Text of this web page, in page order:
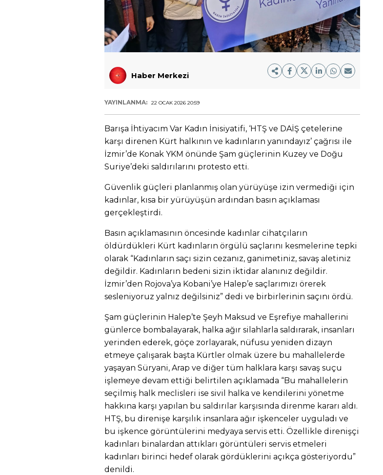
Haber Merkezi
YAYINLANMA: 22 OCAK 2026 20:59
Barışa İhtiyacım Var Kadın İnisiyatifi, ‘HTŞ ve DAİŞ çetelerine
karşı direnen Kürt halkının ve kadınların yanındayız’ çağrısı ile
İzmir’de Konak YKM önünde Şam güçlerinin Kuzey ve Doğu
Suriye’deki saldırılarını protesto etti.
Güvenlik güçleri planlanmış olan yürüyüşe izin vermediği için
kadınlar, kısa bir yürüyüşün ardından basın açıklaması
gerçekleştirdi.
Basın açıklamasının öncesinde kadınlar cihatçıların
öldürdükleri Kürt kadınların örgülü saçlarını kesmelerine tepki
olarak “Kadınların saçı sizin cezanız, ganimetiniz, savaş aletiniz
değildir. Kadınların bedeni sizin iktidar alanınız değildir.
İzmir’den Rojova’ya Kobani’ye Halep’e saçlarımızı örerek
sesleniyoruz yalnız değilsiniz” dedi ve birbirlerinin saçını ördü.
Şam güçlerinin Halep’te Şeyh Maksud ve Eşrefiye mahallerini
günlerce bombalayarak, halka ağır silahlarla saldırarak, insanları
yerinden ederek, göçe zorlayarak, nüfusu yeniden dizayn
etmeye çalışarak başta Kürtler olmak üzere bu mahallelerde
yaşayan Süryani, Arap ve diğer tüm halklara karşı savaş suçu
işlemeye devam ettiği belirtilen açıklamada “Bu mahallelerin
seçilmiş halk meclisleri ise sivil halka ve kendilerini yönetme
hakkına karşı yapılan bu saldırılar karşısında direnme kararı aldı.
HTŞ, bu direnişe karşılık insanlara ağır işkenceler uyguladı ve
bu işkence görüntülerini medyaya servis etti. Özellikle direnişçi
kadınları binalardan attıkları görüntüleri servis etmeleri
kadınları birinci hedef olarak gördüklerini açıkça gösteriyordu”
denildi.